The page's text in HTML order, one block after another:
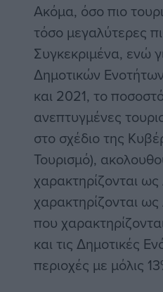
Ακόμα, όσο πιο
τόσο μεγαλύτερες
Συγκεκριμένα, ενώ
Δημοτικών
και 2021, το
ανεπτυγμένες
στο σχέδιο της
Τουρισμό),
χαρακτηρίζονται
χαρακτηρίζονται
που
και τις Δημοτικές
περιοχές με μόλις